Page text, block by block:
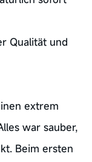
Qualität und
extrem
war sauber,
Beim ersten